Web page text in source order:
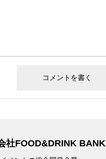
社FOOD&DRINK BANK